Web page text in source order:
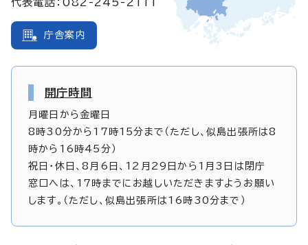
庁舎案内
開庁時間
月曜日から金曜日
8時30分から17時15分まで（ただし、似島出張所は8
時から16時45分）
祝日・休日、8月6日、12月29日から1月3日は閉庁
窓口へは、17時までにお越しいただきますようお願い
します。（ただし、似島出張所は16時30分まで）